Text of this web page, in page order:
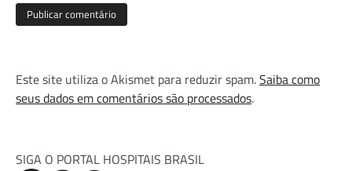
Este site utiliza o Akismet para reduzir spam.Saiba como
seus dados em comentários são processados.
SIGA O PORTAL HOSPITAIS BRASIL